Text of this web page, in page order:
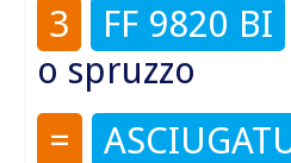
3
FF 9820 BI
o spruzzo
=